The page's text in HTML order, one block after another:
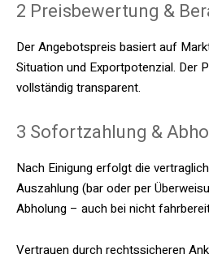
2️ Preisbewertung &
Der Angebotspreis basiert auf
Situation und Exportpotenzial. Der
vollständig transparent.
3️ Sofortzahlung &
Nach Einigung erfolgt die
Auszahlung (bar oder per
Abholung – auch bei nicht
Vertrauen durch rechtssicheren